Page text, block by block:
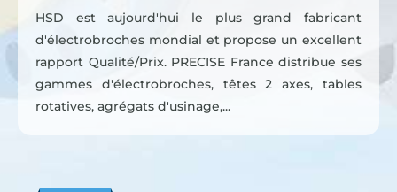
HSD est aujourd'hui le plus grand fabricant
d'électrobroches mondial et propose un excellent
rapport Qualité/Prix. PRECISE France distribue ses
gammes d'électrobroches, têtes 2 axes, tables
rotatives, agrégats d'usinage,...